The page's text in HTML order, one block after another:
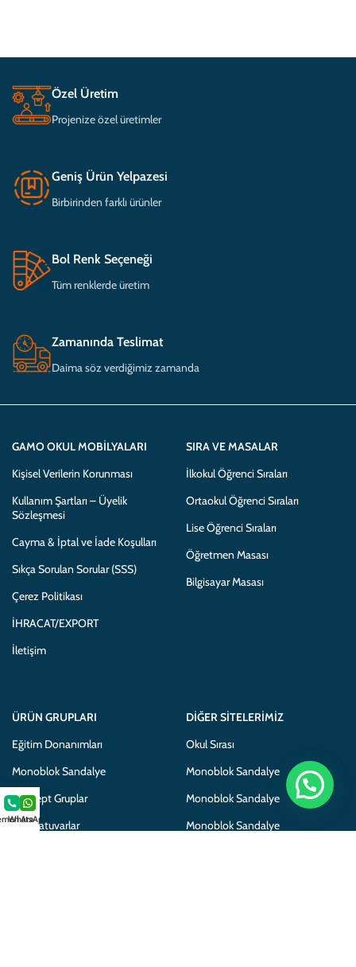
Özel Üretim
Projenize özel üretimler
Geniş Ürün Yelpazesi
Birbirinden farklı ürünler
Bol Renk Seçeneği
Tüm renklerde üretim
Zamanında Teslimat
Daima söz verdiğimiz zamanda
GAMO OKUL MOBILYALARI
Kişisel Verilerin Korunması
Kullanım Şartları – Üyelik
Sözleşmesi
Cayma & İptal ve İade Koşulları
Sıkça Sorulan Sorular (SSS)
Çerez Politikası
İHRACAT/EXPORT
İletişim
SIRA VE MASALAR
İlkokul Öğrenci Sıraları
Ortaokul Öğrenci Sıraları
Lise Öğrenci Sıraları
Öğretmen Masası
Bilgisayar Masası
ÜRÜN GRUPLARI
Eğitim Donanımları
Monoblok Sandalye
Konsept Gruplar
Laboratuvarlar
DIĞER SITELERIMIZ
Okul Sırası
Monoblok Sandalye
Monoblok Sandalye
Monoblok Sandalye
Ara
WhatsApp